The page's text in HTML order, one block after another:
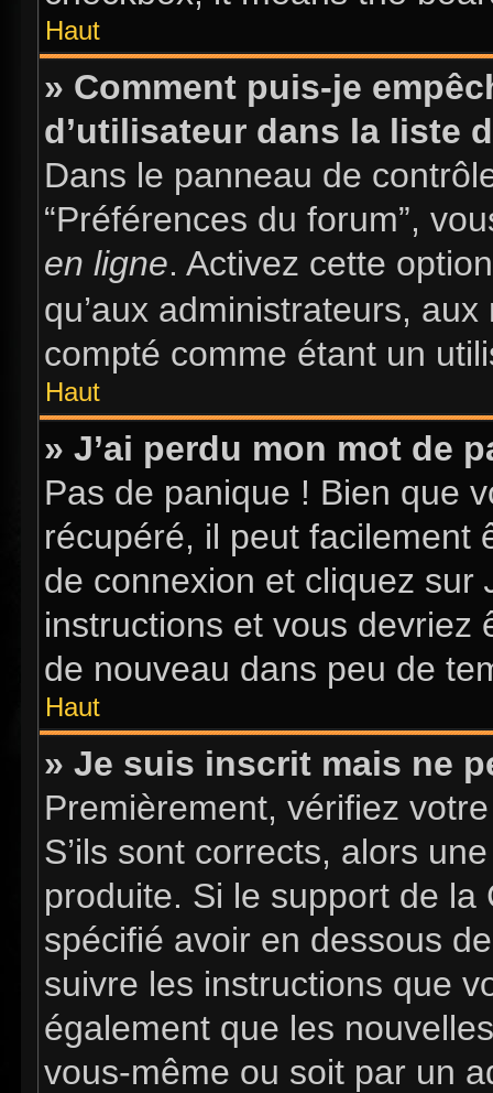
Haut
» Comment puis-je
d’utilisateur dans la liste
Dans le panneau de
“Préférences du forum”,
en ligne. Activez cette
qu’aux administrateurs,
compté comme étant un
Haut
» J’ai perdu mon mot de
Pas de panique ! Bien que
récupéré, il peut facilement
de connexion et cliquez sur
instructions et vous devriez
de nouveau dans peu de
Haut
» Je suis inscrit mais ne
Premièrement, vérifiez
S’ils sont corrects, alors
produite. Si le support de la
spécifié avoir en dessous
suivre les instructions que
également que les
vous-même ou soit par un